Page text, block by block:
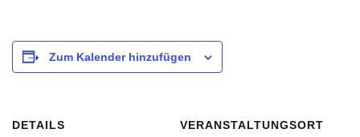
Zum Kalender hinzufügen
DETAILS
VERANSTALTUNGSORT